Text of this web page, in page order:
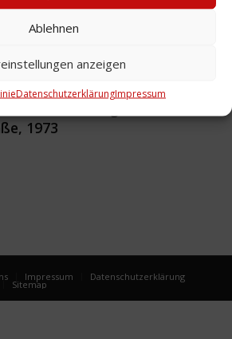
Ablehnen
anzeigen
DatenschutzerklärungImpressum
1973
Impressum Datenschutzerklärung
Sitemap